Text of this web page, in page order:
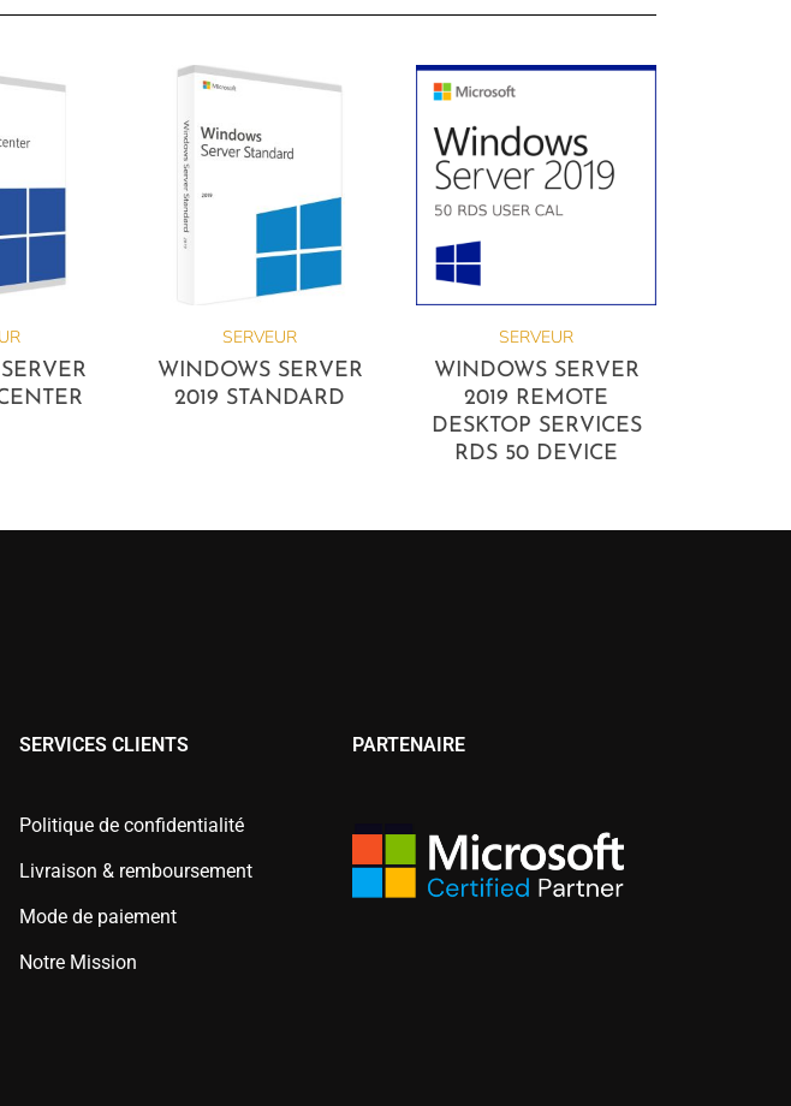
SERVEUR
WINDOWS SERVER
2019 STANDARD
SERVEUR
WINDOWS SERVER
2019 REMOTE
DESKTOP SERVICES
RDS 50 DEVICE
SERVICES CLIENTS
Politique de confidentialité
Livraison & remboursement
Mode de paiement
Notre Mission
PARTENAIRE